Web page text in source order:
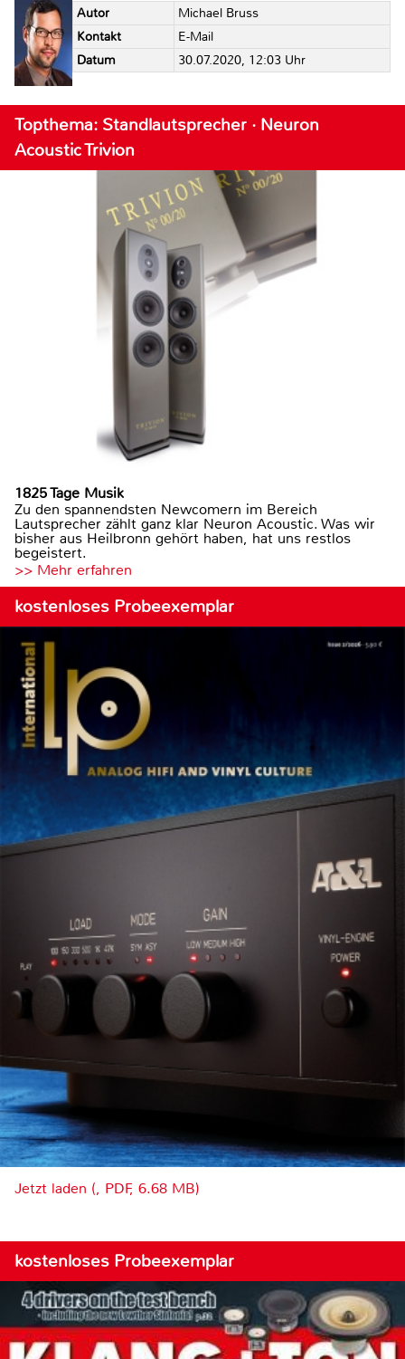
Autor
Michael Bruss
Kontakt
E-Mail
Datum
30.07.2020, 12:03 Uhr
Topthema: Standlautsprecher · Neuron
Acoustic Trivion
1825 Tage Musik
Zu den spannendsten Newcomern im Bereich
Lautsprecher zählt ganz klar Neuron Acoustic. Was wir
bisher aus Heilbronn gehört haben, hat uns restlos
begeistert.
>> Mehr erfahren
kostenloses Probeexemplar
Jetzt laden (, PDF, 6.68 MB)
kostenloses Probeexemplar